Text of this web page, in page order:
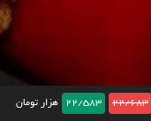
22/683
22/583 هزار تومان